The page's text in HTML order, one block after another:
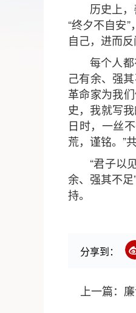
历史上
“终夕不自安
自己，进而
每个人
己有余、强
革命家为我
史，我就写
日时，一丝
荒，谨铭。”
“君子以
余、强其不
持。
分享到：
上一篇：